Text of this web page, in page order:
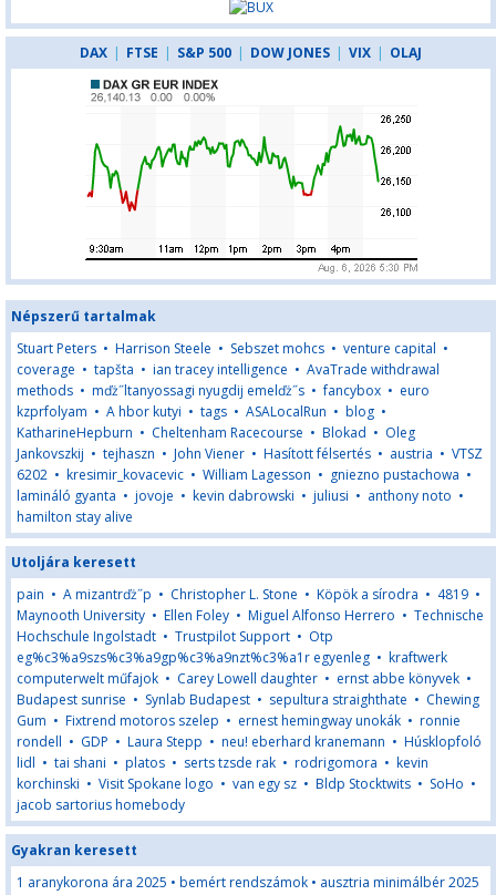
DAX | FTSE | S&P 500 | DOW JONES | VIX | OLAJ
Népszerű tartalmak
Stuart Peters • Harrison Steele • Sebszet mohcs • venture capital •
coverage • tapšta • ian tracey intelligence • AvaTrade withdrawal
methods • mďż˝ltanyossagi nyugdij emelďż˝s •fancybox • euro
kzprfolyam • A hbor kutyi • tags • ASALocalRun • blog •
KatharineHepburn • Cheltenham Racecourse • Blokad • Oleg
Jankovszkij • tejhaszn • John Viener • Hasított félsertés • austria • VTSZ
6202 • kresimir_kovacevic • William Lagesson • gniezno pustachowa •
lamináló gyanta • jovoje • kevin dabrowski • juliusi • anthony noto •
hamilton stay alive
Utoljára keresett
pain • A mizantrďż˝p • Christopher L. Stone • Köpök a sírodra • 4819 •
Maynooth University • Ellen Foley • Miguel Alfonso Herrero • Technische
Hochschule Ingolstadt • Trustpilot Support • Otp
eg%c3%a9szs%c3%a9gp%c3%a9nzt%c3%a1r egyenleg • kraftwerk
computerwelt műfajok • Carey Lowell daughter • ernst abbe könyvek •
Budapest sunrise • Synlab Budapest • sepultura straighthate • Chewing
Gum • Fixtrend motoros szelep • ernest hemingway unokák • ronnie
rondell • GDP • Laura Stepp • neu! eberhard kranemann • Húsklopfoló
lidl • tai shani • platos • serts tzsde rak • rodrigomora • kevin
korchinski • Visit Spokane logo • van egy sz • Bldp Stocktwits • SoHo •
jacob sartorius homebody
Gyakran keresett
1 aranykorona ára 2025 • bemért rendszámok • ausztria minimálbér 2025